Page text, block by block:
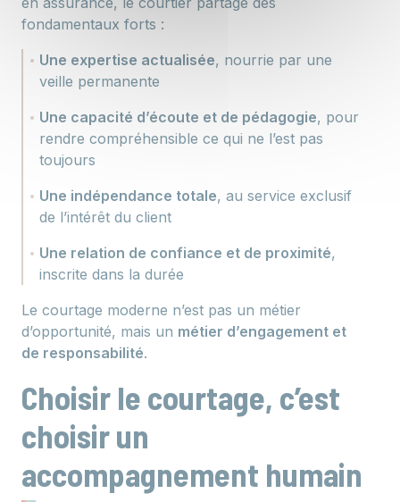
fondamentaux forts :
Une expertise actualisée, nourrie par une
veille permanente
Une capacité d’écoute et de pédagogie, pour
rendre compréhensible ce qui ne l’est pas
toujours
Une indépendance totale, au service exclusif
de l’intérêt du client
Une relation de confiance et de proximité,
inscrite dans la durée
Le courtage moderne n’est pas un métier
d’opportunité, mais un métier d’engagement et
de responsabilité.
Choisir le courtage, c’est
choisir un
accompagnement humain